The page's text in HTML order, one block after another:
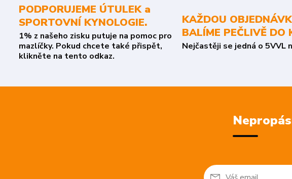
PODPORUJEME ÚTULEK a
SPORTOVNÍ KYNOLOGIE.
1% z našeho zisku putuje na pomoc pro
mazlíčky. Pokud chcete také přispět,
klikněte na tento odkaz.
KAŽDOU
BALÍME PEČLIVĚ DO
Nejčastěji se jedná o 5VVL